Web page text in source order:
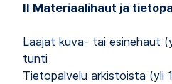
II Materiaalihaut ja
Laajat kuva- tai esinehaut
tunti
Tietopalvelu arkistoista (yli